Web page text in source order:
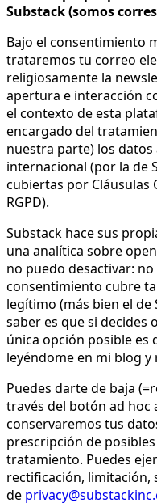
Substack (somos
Bajo el consentimiento
trataremos tu correo
religiosamente la
apertura e interacción
el contexto de esta
encargado del
nuestra parte) los
internacional (por la de
cubiertas por Cláusulas
RGPD).
Substack hace sus
una analítica sobre
no puedo desactivar:
consentimiento cubre
legítimo (más bien el de
saber es que si decides
única opción posible es
leyéndome en mi blog y
Puedes darte de baja
través del botón ad hoc
conservaremos tus
prescripción de
tratamiento. Puedes
rectificación, limitación,
de